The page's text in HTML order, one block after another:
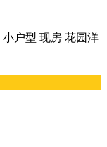
小户型 现房 花园洋